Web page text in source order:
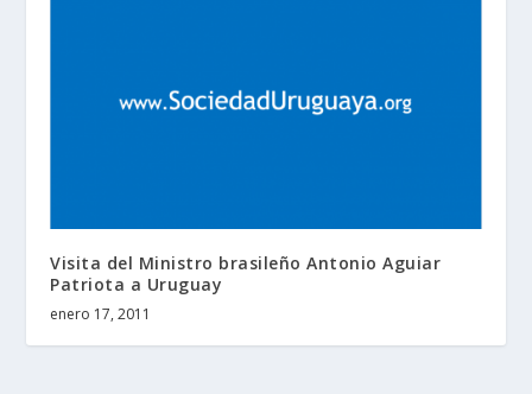
Visita del Ministro brasileño Antonio Aguiar
Patriota a Uruguay
enero 17, 2011